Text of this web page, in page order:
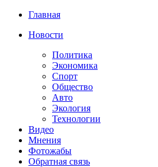
Главная
Новости
Политика
Экономика
Спорт
Общество
Авто
Экология
Технологии
Видео
Мнения
Фотожабы
Обратная связь